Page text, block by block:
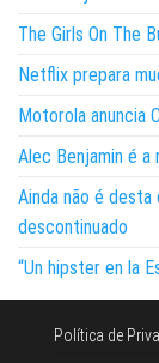
The Girls On The
Netflix prepara
Motorola anuncia
Alec Benjamin é a
Ainda não é
descontinuado
“Un hipster en la
Política de